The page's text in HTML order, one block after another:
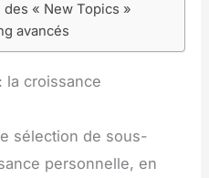
« New Topics »
avancés
la croissance
sélection de sous-
personnelle, en